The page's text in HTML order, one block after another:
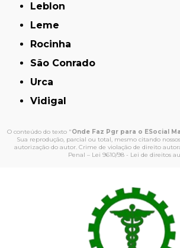
Leblon
Leme
Rocinha
São Conrado
Urca
Vidigal
O conteúdo do texto "Onde Faz Pgr para o ESocial
Sua reprodução, parcial ou total, mesmo citando
autorização do autor. Crime de violação de direito
Penal – Lei 9610/98 - Lei de direitos